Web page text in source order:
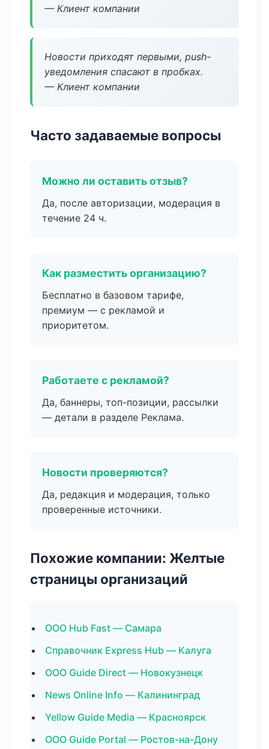
— Клиент компании
Новости приходят первыми, push-
уведомления спасают в пробках.
— Клиент компании
Часто задаваемые вопросы
Можно ли оставить отзыв?
Да, после авторизации, модерация в
течение 24 ч.
Как разместить организацию?
Бесплатно в базовом тарифе,
премиум — с рекламой и
приоритетом.
Работаете с рекламой?
Да, баннеры, топ-позиции, рассылки
— детали в разделе Реклама.
Новости проверяются?
Да, редакция и модерация, только
проверенные источники.
Похожие компании: Желтые
страницы организаций
ООО Hub Fast — Самара
Справочник Express Hub — Калуга
ООО Guide Direct — Новокузнецк
News Online Info — Калининград
Yellow Guide Media — Красноярск
ООО Guide Portal — Ростов-на-Дону